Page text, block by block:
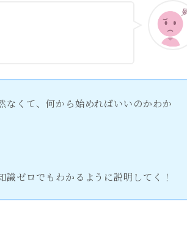
くて、何から始めればいいのかわか
ゼロでもわかるように説明してく！